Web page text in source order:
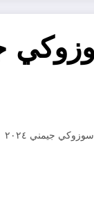
سوزوكي جيمني ٢٠٢٤